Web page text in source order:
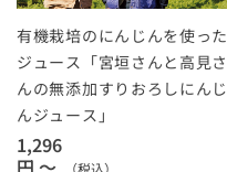
有機栽培のにんじんを使った
ジュース「宮垣さんと高見さ
んの無添加すりおろしにんじ
んジュース」
1,296
円 ～
（税込）